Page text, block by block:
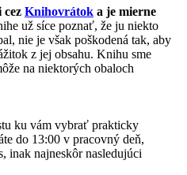
Knihovrátok a je mierne
už síce poznať, že ju niekto
nie je však poškodená tak, aby
z jej obsahu. Knihu sme
na niektorých obaloch
ku vám vybrať prakticky
do 13:00 v pracovný deň,
inak najneskôr nasledujúci